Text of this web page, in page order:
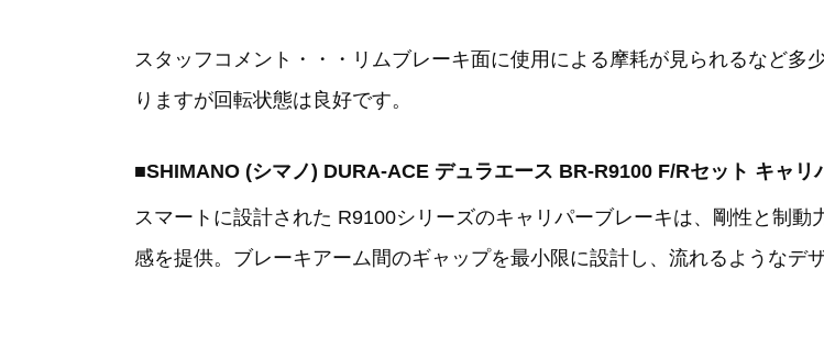
スタッフコメント・・・リムブレーキ面に使用による摩耗が見られるなど
りますが回転状態は良好です。
■SHIMANO (シマノ) DURA-ACE デュラエース BR-R9100 F/Rセット キャリ
スマートに設計された R9100シリーズのキャリパーブレーキは、剛性と制
感を提供。ブレーキアーム間のギャップを最小限に設計し、流れるようなデ